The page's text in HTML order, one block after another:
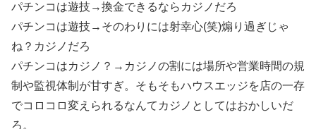
パチンコは遊技→換金できるならカジノだろ
パチンコは遊技→そのわりには射幸心(笑)煽り過ぎじゃ
ね？カジノだろ
パチンコはカジノ？→カジノの割には場所や営業時間の規
制や監視体制が甘すぎ。そもそもハウスエッジを店の一存
でコロコロ変えられるなんてカジノとしてはおかしいだ
ろ。